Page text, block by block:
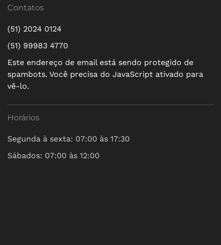
Contatos
(51) 2024 0124
(51) 99983 4770
Este endereço de email está sendo protegido de
spambots. Você precisa do JavaScript ativado para
vê-lo.
Horários
Segunda à sexta: 07:00 às 17:30
Sábados: 07:00 às 12:00